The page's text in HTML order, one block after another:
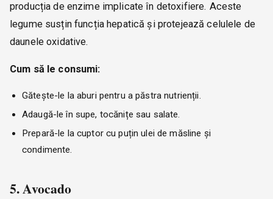
producția de enzime implicate în detoxifiere. Aceste
legume susțin funcția hepatică și protejează celulele de
daunele oxidative.
Cum să le consumi:
Gătește-le la aburi pentru a păstra nutrienții.
Adaugă-le în supe, tocănițe sau salate.
Prepară-le la cuptor cu puțin ulei de măsline și
condimente.
5. Avocado